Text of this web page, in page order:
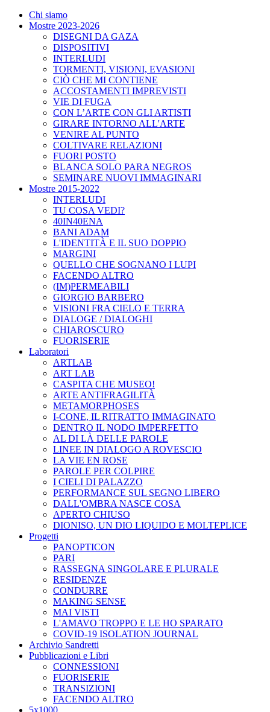
Chi siamo
Mostre 2023-2026
DISEGNI DA GAZA
DISPOSITIVI
INTERLUDI
TORMENTI, VISIONI, EVASIONI
CIÒ CHE MI CONTIENE
ACCOSTAMENTI IMPREVISTI
VIE DI FUGA
CON L’ARTE CON GLI ARTISTI
GIRARE INTORNO ALL'ARTE
VENIRE AL PUNTO
COLTIVARE RELAZIONI
FUORI POSTO
BLANCA SOLO PARA NEGROS
SEMINARE NUOVI IMMAGINARI
Mostre 2015-2022
INTERLUDI
TU COSA VEDI?
40IN40ENA
BANI ADAM
L'IDENTITÀ E IL SUO DOPPIO
MARGINI
QUELLO CHE SOGNANO I LUPI
FACENDO ALTRO
(IM)PERMEABILI
GIORGIO BARBERO
VISIONI FRA CIELO E TERRA
DIALOGE / DIALOGHI
CHIAROSCURO
FUORISERIE
Laboratori
ARTLAB
ART LAB
CASPITA CHE MUSEO!
ARTE ANTIFRAGILITÀ
METAMORPHOSES
I-CONE, IL RITRATTO IMMAGINATO
DENTRO IL NODO IMPERFETTO
AL DI LÀ DELLE PAROLE
LINEE IN DIALOGO A ROVESCIO
LA VIE EN ROSE
PAROLE PER COLPIRE
I CIELI DI PALAZZO
PERFORMANCE SUL SEGNO LIBERO
DALL'OMBRA NASCE COSA
APERTO CHIUSO
DIONISO, UN DIO LIQUIDO E MOLTEPLICE
Progetti
PANOPTICON
PARI
RASSEGNA SINGOLARE E PLURALE
RESIDENZE
CONDURRE
MAKING SENSE
MAI VISTI
L'AMAVO TROPPO E LE HO SPARATO
COVID-19 ISOLATION JOURNAL
Archivio Sandretti
Pubblicazioni e Libri
CONNESSIONI
FUORISERIE
TRANSIZIONI
FACENDO ALTRO
5x1000